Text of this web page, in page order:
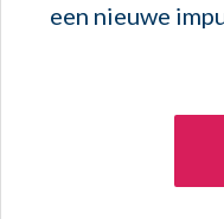
een nieuwe